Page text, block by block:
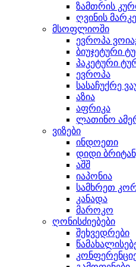
ზამთრის
ღვინის
მსოფლიოში
ევროპა
ბიუჯეტური
პაკეტური
ევროპა
სასაჩუქრე
აზია
აფრიკა
ლათინო
ვიზები
ინდოეთი
დიდი
აშშ
იაპონია
სამხრეთ
კანადა
მაროკო
ღონისძიებები
შეხვედრები